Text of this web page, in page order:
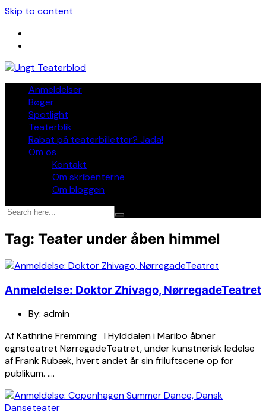
Skip to content
Anmeldelser
Bøger
Spotlight
Teaterblik
Rabat på teaterbilletter? Jada!
Om os
Kontakt
Om skribenterne
Om bloggen
Tag: Teater under åben himmel
Anmeldelse: Doktor Zhivago, NørregadeTeatret
By: admin
Af Kathrine Fremming I Hylddalen i Maribo åbner
egnsteatret NørregadeTeatret, under kunstnerisk ledelse
af Frank Rubæk, hvert andet år sin friluftscene op for
publikum. ….